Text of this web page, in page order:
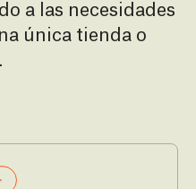
a las necesidades
única tienda o